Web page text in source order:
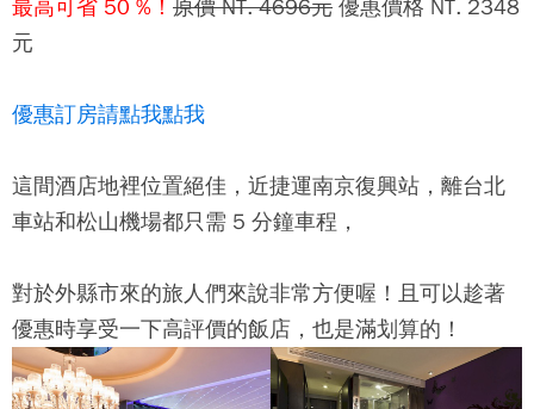
最高可省 50 %！ 原價 NT. 4696元 優惠價格 NT. 2348
元
優惠訂房請點我點我
這間酒店地裡位置絕佳，近捷運南京復興站，離台北
車站和松山機場都只需 5 分鐘車程，
對於外縣市來的旅人們來說非常方便喔！且可以趁著
優惠時享受一下高評價的飯店，也是滿划算的！